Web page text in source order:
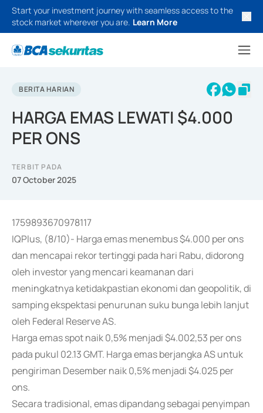
Start your investment journey with seamless access to the
stock market wherever you are. Learn More
BERITA HARIAN
HARGA EMAS LEWATI $4.000
PER ONS
TERBIT PADA
07 October 2025
1759893670978117
IQPlus, (8/10)- Harga emas menembus $4.000 per ons
dan mencapai rekor tertinggi pada hari Rabu, didorong
oleh investor yang mencari keamanan dari
meningkatnya ketidakpastian ekonomi dan geopolitik, di
samping ekspektasi penurunan suku bunga lebih lanjut
oleh Federal Reserve AS.
Harga emas spot naik 0,5% menjadi $4.002,53 per ons
pada pukul 02.13 GMT. Harga emas berjangka AS untuk
pengiriman Desember naik 0,5% menjadi $4.025 per
ons.
Secara tradisional, emas dipandang sebagai penyimpan